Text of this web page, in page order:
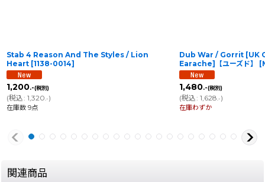
Stab 4 Reason And The Styles / Lion
Heart [1138-0014]
1,200.-(税別)
(税込: 1,320 .-)
在庫数 9点
Dub War / Gorrit [UK
Earache]【ユーズド】
[
1,480.-(税別)
(税込: 1,628 .-)
在庫わずか
関連商品